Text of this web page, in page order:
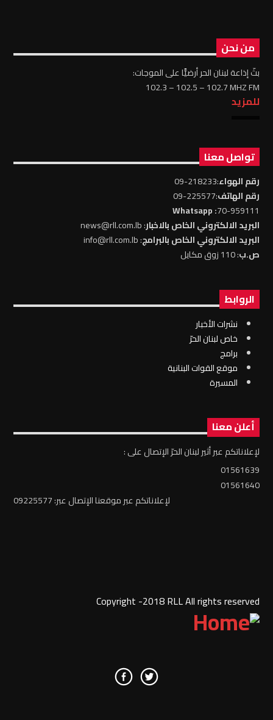
من نحن
بثّ إذاعة لبنان الحر أرضيًّا على الموجات:
102.3 – 102.5 – 102.7 MHZ FM
للمزيد
تواصل معنا
رقم الهواء:218233-09
رقم الهاتف:225577-09
70-959111
: Whatsapp
البريد الالكتروني الخاص بالاخبار: news@rll.com.lb
البريد الالكتروني الخاص بالبرامج: info@rll.com.lb
ص.ب: 110 زوق مكايل
الروابط
نشرات الأخبار
خاص لبنان الحرّ
برامج
موقع القوات البنانية
المسيرة
أعلن معنا
لإعلاناتكم عبر أثير لبنان الحرّ الإتصال على :
01561639
01561640
لإعلاناتكم عبر موقعنا الإتصال عبر: 09225577
Copyright -2018 RLL All rights reserved